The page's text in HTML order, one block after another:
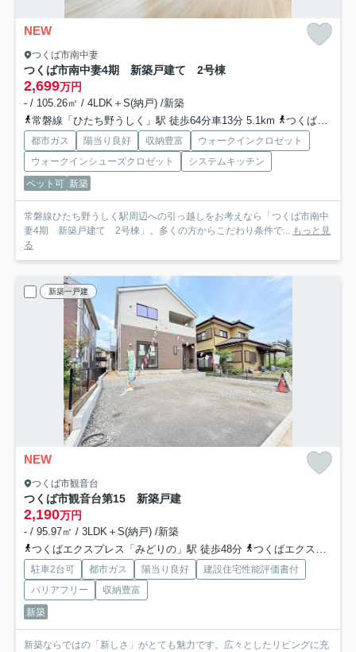
NEW
つくば市南中妻
つくば市南中妻4期 新築戸建て 2号棟
2,699万円
- / 105.26㎡ / 4LDK＋S(納戸) /新築
常磐線「ひたち野うしく」駅 徒歩64分車13分 5.1km
つくばエクスプレス「つくば」駅 徒歩95分車19分 7.6km
都市ガス 陽当り良好 収納豊富
ウォークインクロゼット
ウォークインシューズクロゼット
システムキッチン
ペット可 新築
常磐線ひたち野うしく駅周辺への引っ越しをお考えなら「つくば市南中
妻4期 新築戸建て 2号棟」。多くの方からこだわり条件で... もっと見
る
新築一戸建
NEW
つくば市観音台
つくば市観音台第15 新築戸建
2,190万円
- / 95.97㎡ / 3LDK＋S(納戸) /新築
つくばエクスプレス「みどりの」駅 徒歩48分
つくばエクスプレス「万博記念公園」駅 徒歩66分
駐車2台可 都市ガス 陽当り良好
建設住宅性能評価書付
バリアフリー
収納豊富
新築
新築ならではの「新しさ」がとても魅力です。広々としたリビングに充